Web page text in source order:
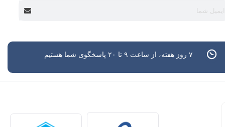
۷ روز هفته، از ساعت ۹ تا ۲۰ پاسخگوی شما هستیم